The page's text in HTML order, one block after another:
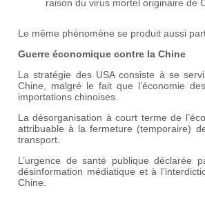
raison du virus mortel originaire de
Le même phénomène se produit aussi
Guerre économique contre la Chine
La stratégie des USA consiste à se
Chine, malgré le fait que l’économie
importations chinoises.
La désorganisation à court terme de
attribuable à la fermeture (temporaire)
transport.
L’urgence de santé publique déclarée
désinformation médiatique et à
Chine.